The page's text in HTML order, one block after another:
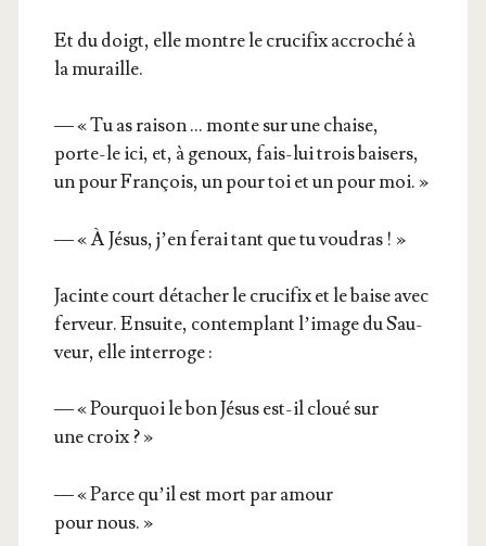
Et du doigt, elle montre le cru­ci­fix accro­ché à
la muraille.
— « Tu as rai­son … monte sur une chaise,
porte-le ici, et, à genoux, fais-lui trois bai­sers,
un pour Fran­çois, un pour toi et un pour moi. »
— « À Jésus, j’en ferai tant que tu voudras ! »
Jacinte court déta­cher le cru­ci­fix et le baise avec
fer­veur. Ensuite, contem­plant l’i­mage du Sau­
veur, elle interroge :
— « Pour­quoi le bon Jésus est-il cloué sur
une croix ? »
— « Parce qu’il est mort par amour
pour nous. »